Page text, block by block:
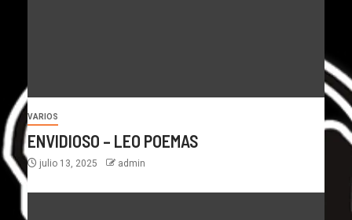
VARIOS
ENVIDIOSO – LEO POEMAS
julio 13, 2025 admin